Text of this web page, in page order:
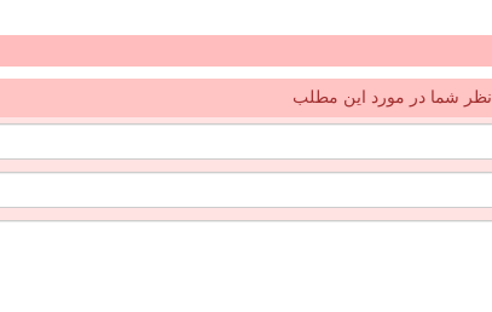
نظر شما در مورد این مطلب